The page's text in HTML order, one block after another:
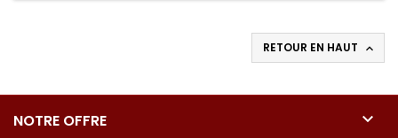
RETOUR EN HAUT 
NOTRE OFFRE 